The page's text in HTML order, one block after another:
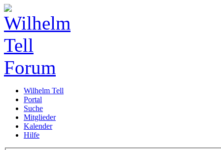
Wilhelm Tell
Portal
Suche
Mitglieder
Kalender
Hilfe